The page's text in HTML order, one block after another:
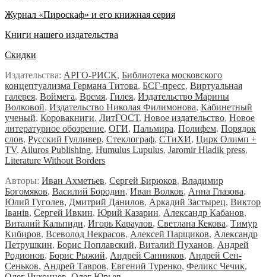
Журнал «Пироскаф» и его книжная серия
Книги нашего издательства
Скидки
Издательства: АРГО-РИСК, Библиотека московского
концептуализма Германа Титова, БСГ-пресс, Виртуальная
галерея, Воймега, Время, Гилея, Издательство Марины
Волковой, Издательство Николая Филимонова, Кабинетный
ученый, Коровакниги, ЛитГОСТ, Новое издательство, Новое
литературное обозрение, ОГИ, Пальмира, Полифем, Порядок
слов, Русский Гулливер, Стеклограф, СТиХИ, Цирк Олимп +
TV, Ailuros Publishing, Humulus Lupulus, Jaromir Hladik press,
Literature Without Borders
Авторы: Иван Ахметьев, Сергей Бирюков, Владимир
Богомяков, Василий Бородин, Иван Волков, Анна Глазова,
Юлий Гуголев, Дмитрий Данилов, Аркадий Застырец, Виктор
Iванiв, Сергей Ивкин, Юрий Казарин, Александр Кабанов,
Виталий Кальпиди, Игорь Караулов, Светлана Кекова, Тимур
Кибиров, Всеволод Некрасов, Алексей Парщиков, Александр
Петрушкин, Борис Поплавский, Виталий Пуханов, Андрей
Родионов, Борис Рыжий, Андрей Санников, Андрей Сен-
Сеньков, Андрей Тавров, Евгений Туренко, Феликс Чечик,